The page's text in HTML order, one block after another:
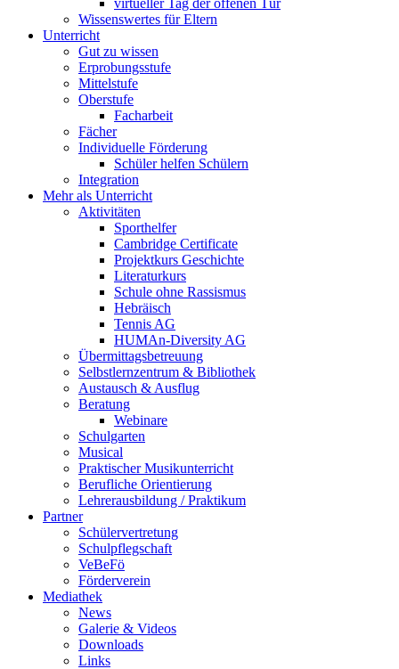
virtueller Tag der offenen Tür
Wissenswertes für Eltern
Unterricht
Gut zu wissen
Erprobungsstufe
Mittelstufe
Oberstufe
Facharbeit
Fächer
Individuelle Förderung
Schüler helfen Schülern
Integration
Mehr als Unterricht
Aktivitäten
Sporthelfer
Cambridge Certificate
Projektkurs Geschichte
Literaturkurs
Schule ohne Rassismus
Hebräisch
Tennis AG
HUMAn-Diversity AG
Übermittagsbetreuung
Selbstlernzentrum & Bibliothek
Austausch & Ausflug
Beratung
Webinare
Schulgarten
Musical
Praktischer Musikunterricht
Berufliche Orientierung
Lehrerausbildung / Praktikum
Partner
Schülervertretung
Schulpflegschaft
VeBeFö
Förderverein
Mediathek
News
Galerie & Videos
Downloads
Links